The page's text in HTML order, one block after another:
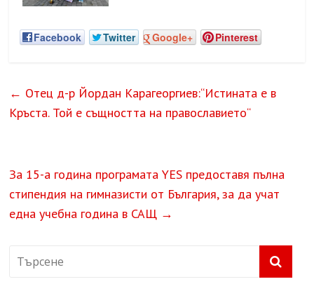
Facebook Twitter Google+ Pinterest
← Отец д-р Йордан Карагеоргиев:“Истината е в
Кръста. Той е същността на православието“
За 15-а година програмата YES предоставя пълна
стипендия на гимназисти от България, за да учат
една учебна година в САЩ →